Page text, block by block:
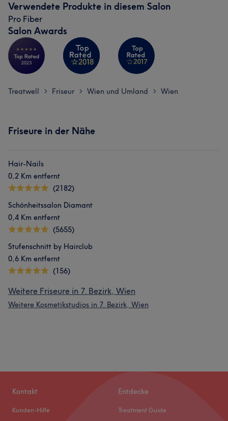
Verwendete Produkte in diesem Salon
Pro Fiber
Salon Awards
Treatwell > Friseur > Wien und Umland > Wien
Friseure in der Nähe
Hair-Nails
0,2 Km entfernt
(2182)
Schönheitssalon Diamant
0,4 Km entfernt
(5655)
Stufenschnitt by Hairclub
0,6 Km entfernt
(156)
Weitere Friseure in 7. Bezirk, Wien
Weitere Kosmetikstudios in 7. Bezirk, Wien
Kontakt
Kunden-Hilfe
Entdecke
Treatment Guide